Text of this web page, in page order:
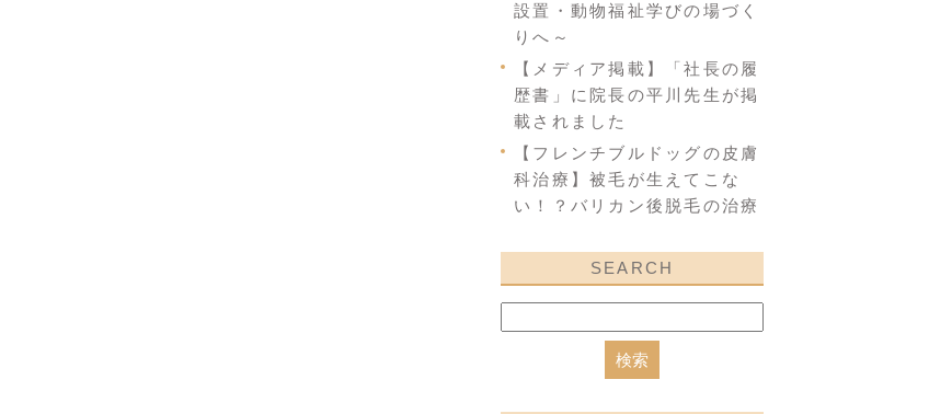
設置・動物福祉学びの場づく
りへ～
【メディア掲載】「社長の履
歴書」に院長の平川先生が掲
載されました
【フレンチブルドッグの皮膚
科治療】被毛が生えてこな
い！？バリカン後脱毛の治療
SEARCH